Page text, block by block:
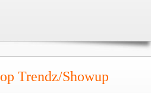
Trendz/Showup